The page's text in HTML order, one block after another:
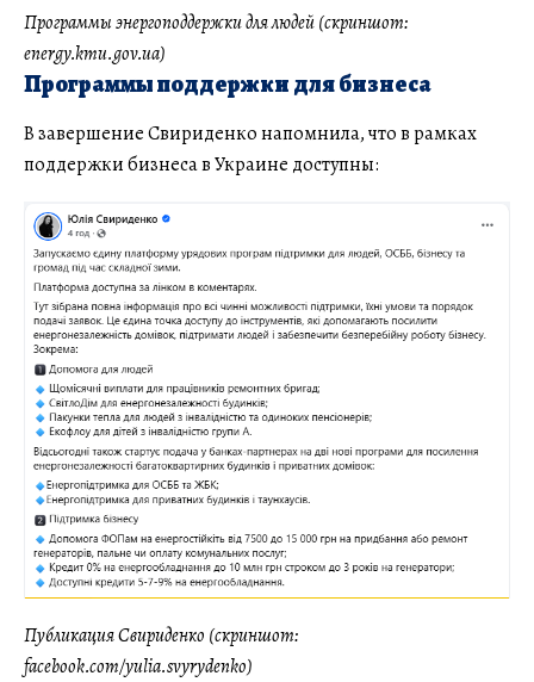
Программы энергоподдержки для людей (скриншот:
energy.kmu.gov.ua)
Программы поддержки для бизнеса
В завершение Свириденко напомнила, что в рамках
поддержки бизнеса в Украине доступны:
Публикация Свириденко (скриншот:
facebook.com/yulia.svyrydenko)